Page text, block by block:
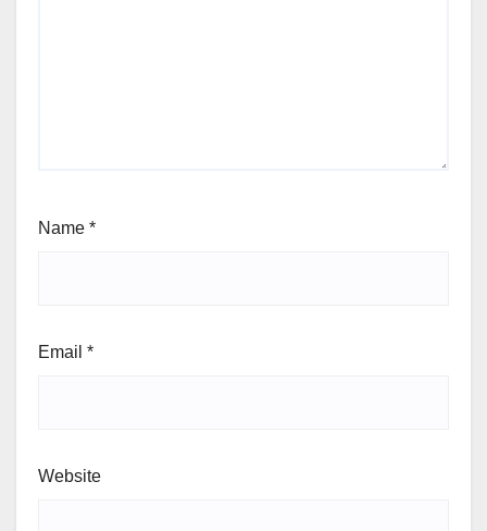
Name *
Email *
Website